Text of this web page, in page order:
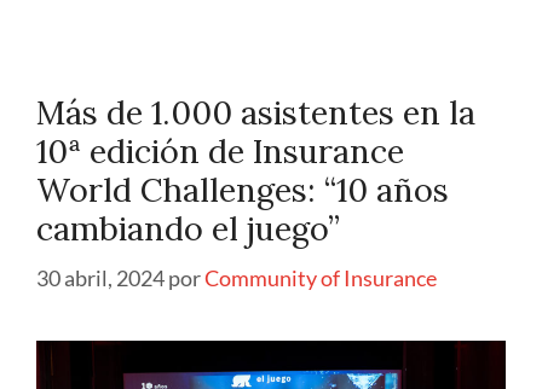
Más de 1.000 asistentes en la
10ª edición de Insurance
World Challenges: “10 años
cambiando el juego”
30 abril, 2024porCommunity of Insurance